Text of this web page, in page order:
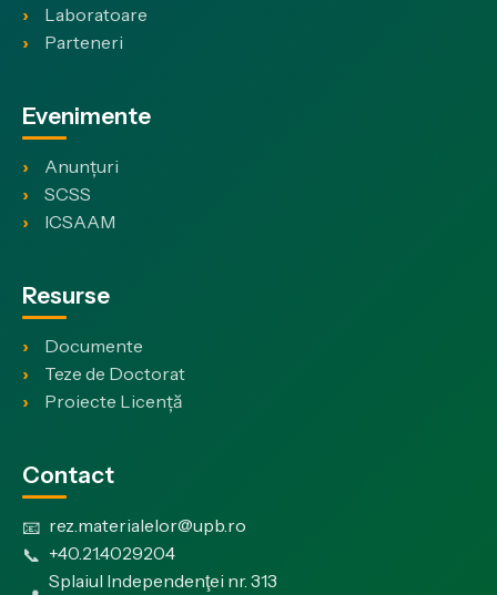
Laboratoare
Parteneri
Evenimente
Anunțuri
SCSS
ICSAAM
Resurse
Documente
Teze de Doctorat
Proiecte Licență
Contact
📧 rez.materialelor@upb.ro
📞 +40.21.4029204
Splaiul Independenţei nr. 313